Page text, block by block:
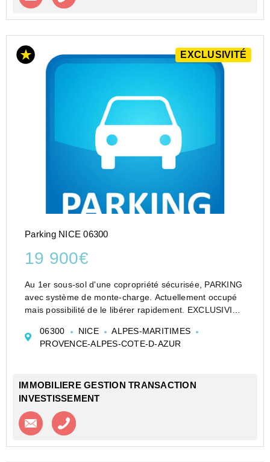
EXCLUSIVITÉ
Parking NICE 06300
19 900€
Au 1er sous-sol d'une copropriété sécurisée, PARKING
avec système de monte-charge. Actuellement occupé
mais possibilité de le libérer rapidement. EXCLUSIVITE
Référence agence : 1450
06300 NICE
ALPES-MARITIMES
PROVENCE-ALPES-COTE-D-AZUR
IMMOBILIERE GESTION TRANSACTION
INVESTISSEMENT
Contacter l'agence